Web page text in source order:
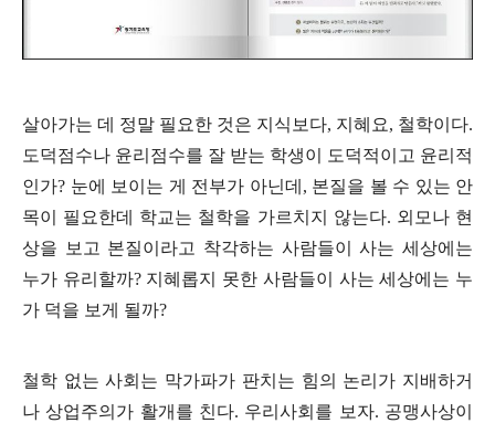
살아가는 데 정말 필요한 것은 지식보다, 지혜요, 철학이다.
도덕점수나 윤리점수를 잘 받는 학생이 도덕적이고 윤리적
인가? 눈에 보이는 게 전부가 아닌데 , 본질을 볼 수 있는 안
목이 필요한데 학교는 철학을 가르치지 않는다. 외모나 현
상을 보고 본질이라고 착각하는 사람들이 사는 세상에는
누가 유리할까? 지혜롭지 못한 사람들이 사는 세상에는 누
가 덕을 보게 될까?
철학 없는 사회는 막가파가 판치는 힘의 논리가 지배하거
나 상업주의가 활개를 친다. 우리사회를 보자. 공맹사상이